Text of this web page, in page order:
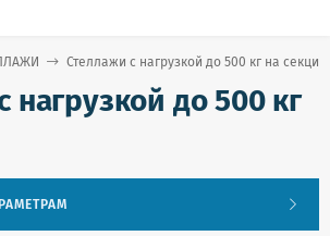
Стеллажи с нагрузкой до 500 кг на секцию
нагрузкой до 500 кг